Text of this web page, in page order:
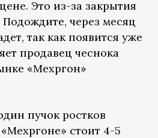
Это из-за закрытия
через месяц
так как появится уже
продавец чеснока
«Мехргон»
пучок ростков
стоит 4-5